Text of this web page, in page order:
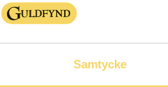
Samtycke